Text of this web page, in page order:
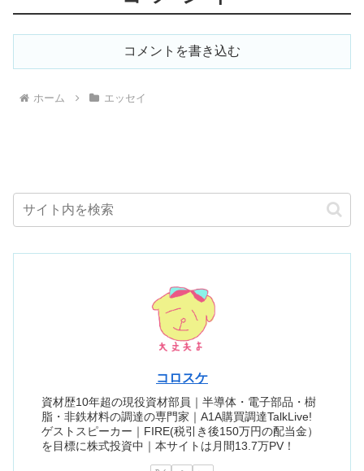
コメントを書き込む
ホーム エッセイ
コロスケ
資材歴10年超の現役資材部員｜半導体・電子部品・樹
脂・非鉄材料の調達の専門家｜A1A購買調達TalkLive!
ゲストスピーカー｜FIRE(税引き後150万円の配当金）
を目標に株式投資中｜本サイトは月間13.7万PV！